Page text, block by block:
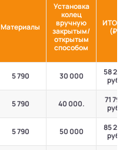
Материалы
Установка
колец
вручную
закрытым/
открытым
способом
(₽)
5 790 30 000
58
руб.
5 790 40 000.
71
руб.
5 790 50 000
85
руб.